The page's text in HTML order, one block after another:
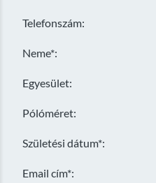
Telefonszám:
Neme*:
Egyesület:
Pólóméret:
Születési dátum*:
Email cím*: